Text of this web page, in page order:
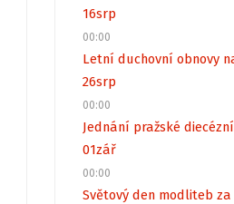
16srp
00:00
Letní duchovní obnovy
26srp
00:00
Jednání pražské
01zář
00:00
Světový den modliteb